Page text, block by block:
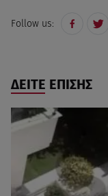
Follow us:
ΔΕΙΤΕ ΕΠΙΣΗΣ